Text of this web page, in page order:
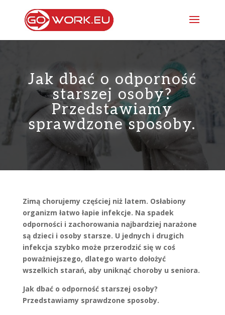
Jak dbać o odporność
starszej osoby?
Przedstawiamy
sprawdzone sposoby.
Zimą chorujemy częściej niż latem. Osłabiony
organizm łatwo łapie infekcje. Na spadek
odporności i zachorowania najbardziej narażone
są dzieci i osoby starsze. U jednych i drugich
infekcja szybko może przerodzić się w coś
poważniejszego, dlatego warto dołożyć
wszelkich starań, aby uniknąć choroby u seniora.
Jak dbać o odporność starszej osoby?
Przedstawiamy sprawdzone sposoby.